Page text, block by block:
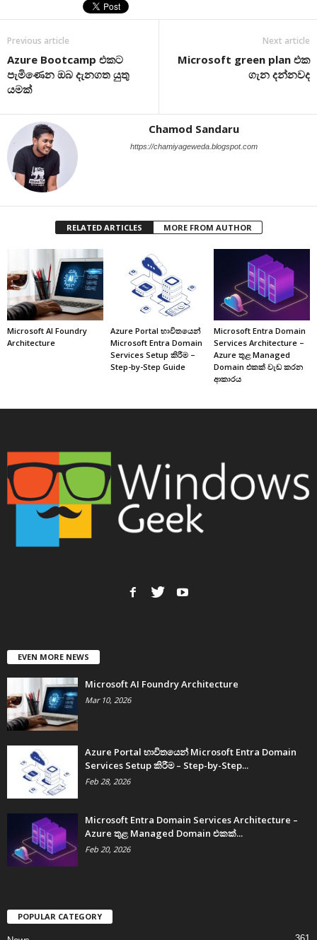
Previous article
Azure Bootcamp එකට
පැමිණෙන ඔබ දැනගත යුතු
යමක්
Next article
Microsoft green plan එක
ගැන දන්නවද
Chamod Sandaru
https://chamiyageweda.blogspot.com
RELATED ARTICLES MORE FROM AUTHOR
Microsoft AI Foundry
Architecture
Azure Portal භාවිතයෙන්
Microsoft Entra Domain
Services Setup කිරීම –
Step-by-Step Guide
Microsoft Entra Domain
Services Architecture –
Azure තුළ Managed
Domain එකක් වැඩ කරන
ආකාරය
EVEN MORE NEWS
Microsoft AI Foundry Architecture
Mar 10, 2026
Azure Portal භාවිතයෙන් Microsoft Entra Domain
Services Setup කිරීම – Step-by-Step...
Feb 28, 2026
Microsoft Entra Domain Services Architecture –
Azure තුළ Managed Domain එකක්...
Feb 20, 2026
POPULAR CATEGORY
361